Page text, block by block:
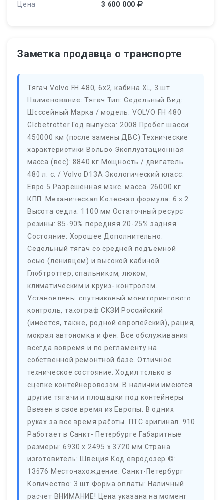
Цена 3 600 000
Заметка продавца о транспорте
Тягач Volvo FH 480, 6х2, кабина XL, 3 шт.
Наименование: Тягач Тип: Седельный Вид:
Шоссейный Марка / модель: VOLVO FH 480
Globetrotter Год выпуска: 2008 Пробег шасси:
450000 км (после замены ДВС) Технические
характеристики Вольво Эксплуатационная
масса (вес): 8840 кг Мощность / двигатель:
480 л. с. / Volvo D13A Экологический класс:
Евро 5 Разрешенная макс. масса: 26000 кг
КПП: Механическая Колесная формула: 6 x 2
Высота седла: 1100 мм Остаточный ресурс
резины: 85-90% передняя 20-25% задняя
Состояние: Хорошее Дополнительно:
Седельный тягач со средней подъемной
осью (ленивцем) и высокой кабиной
Глобтроттер, спальником, люком,
климатическим и круиз- контролем.
Установлены: спутниковый мониторингового
контроль, тахограф СКЗИ Российский
(имеется, также, родной европейский), рация,
мокрая автономка и фен. Все обслуживания
всегда вовремя и по регламенту на
собственной ремонтной базе. Отличное
техническое состояние. Ходил только в
сцепке контейнеровозом. В наличии имеются
другие тягачи и площадки под контейнеры.
Ввезен в свое время из Европы. В одних
руках за все время работы. ПТС оригинал. 910
Работает в Санкт- Петербурге Габаритные
размеры: 6930 х 2495 х 3720 мм Страна
изготовитель: Швеция Код евродозер ©:
13676 Местонахождение: Санкт-Петербург
Количество: 3 шт Форма оплаты: Наличный
расчет ВНИМАНИЕ! Цена указана на момент